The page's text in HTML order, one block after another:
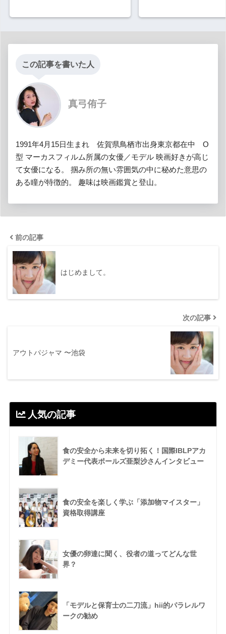
この記事を書いた人
真弓侑子
1991年4月15日生まれ 佐賀県鳥栖市出身東京都在中 O
型 マーカスフィルム所属の女優／モデル 映画好きが高じ
て女優になる。 掴み所の無い雰囲気の中に秘めた意思の
ある瞳が特徴的。 趣味は映画鑑賞と登山。
前の記事
はじめまして。
次の記事
アウトパジャマ 〜池袋
人気の記事
食の安全から未来を切り拓く！国際IBLPアカ
デミー代表ポールズ亜梨沙さんインタビュー
食の安全を楽しく学ぶ「添加物マイスター」
資格取得講座
女優の卵達に聞く、役者の道ってどんな世
界？
「モデルと保育士の二刀流」hii的パラレルワ
ークの勧め